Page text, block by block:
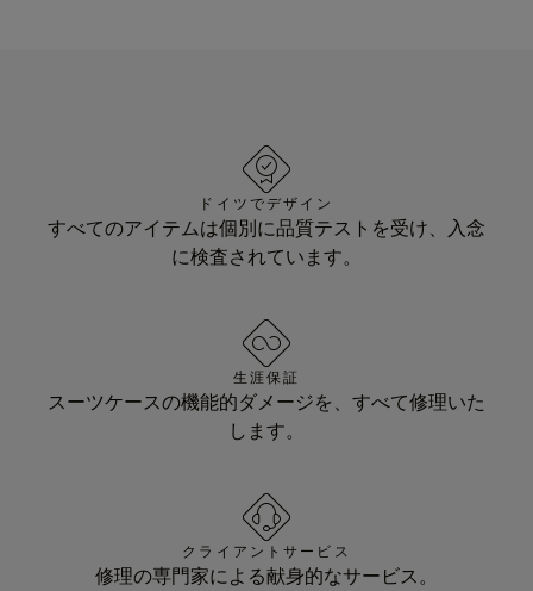
ドイツでデザイン
すべてのアイテムは個別に品質テストを受け、入念
に検査されています。
生涯保証
スーツケースの機能的ダメージを、すべて修理いた
します。
クライアントサービス
修理の専門家による献身的なサービス。